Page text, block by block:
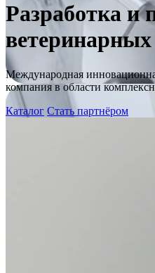
Разработка и
Международная
компания в области
Каталог Стать партнёром